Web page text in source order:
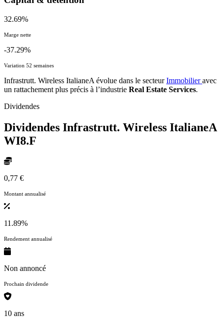
32.69%
Marge nette
-37.29%
Variation 52 semaines
Infrastrutt. Wireless ItalianeA évolue dans le secteurImmobilieravec
un rattachement plus précis à l’industrie Real Estate Services.
Dividendes
Dividendes Infrastrutt. Wireless ItalianeA
WI8.F
0,77 €
Montant annualisé
11.89%
Rendement annualisé
Non annoncé
Prochain dividende
10 ans